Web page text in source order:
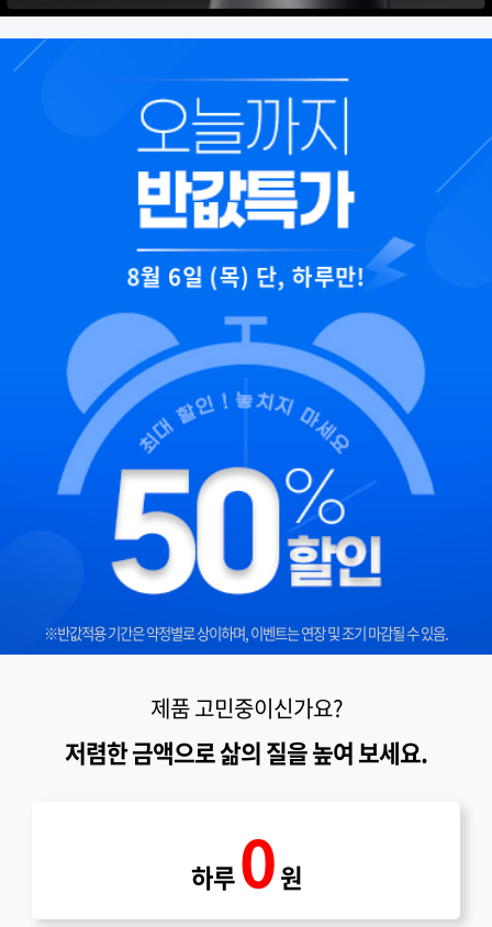
8월 6일 (목) 단, 하루만!
※반값적용 기간은 약정별로 상이하며, 이벤트는 연장 및 조기 마감될 수 있음.
제품 고민중이신가요?
저렴한 금액으로 삶의 질을 높여 보세요.
하루0원